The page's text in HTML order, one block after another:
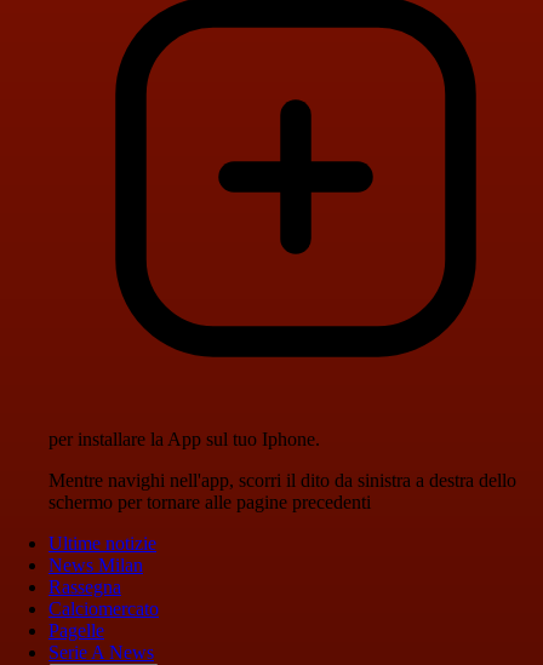
per installare la App sul tuo Iphone.
Mentre navighi nell'app, scorri il dito da sinistra a destra dello
schermo per tornare alle pagine precedenti
Ultime notizie
News Milan
Rassegna
Calciomercato
Pagelle
Serie A News